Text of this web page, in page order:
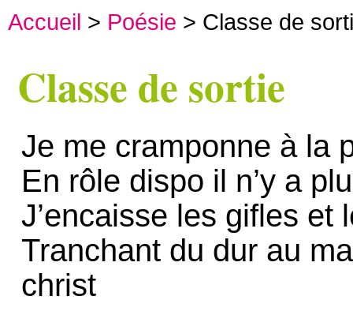
Accueil > Poésie > Classe de
Classe de sortie
Je me cramponne à la
En rôle dispo il n’y a
J’encaisse les gifles et
Tranchant du dur au
christ